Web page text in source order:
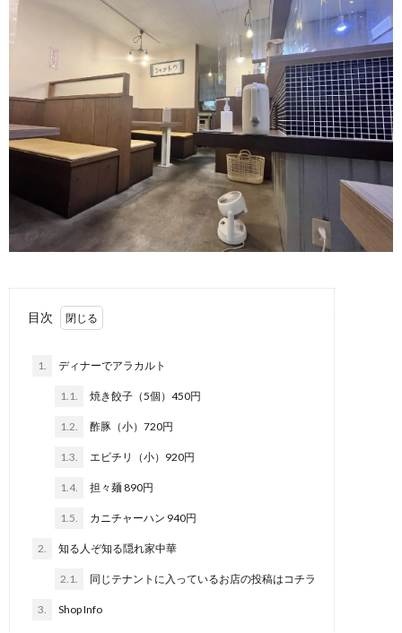
目次
1. ディナーでアラカルト
1.1. 焼き餃子（5個）450円
1.2. 酢豚（小）720円
1.3. エビチリ（小）920円
1.4. 担々麺 890円
1.5. カニチャーハン 940円
2. 知る人ぞ知る隠れ家中華
2.1. 同じテナントに入っているお店の投稿はコチラ
3. Shop Info